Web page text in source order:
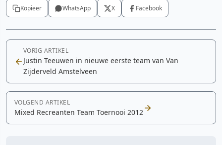
Kopieer WhatsApp X Facebook
VORIG ARTIKEL
Justin Teeuwen in nieuwe eerste team van Van
Zijderveld Amstelveen
VOLGEND ARTIKEL
Mixed Recreanten Team Toernooi 2012